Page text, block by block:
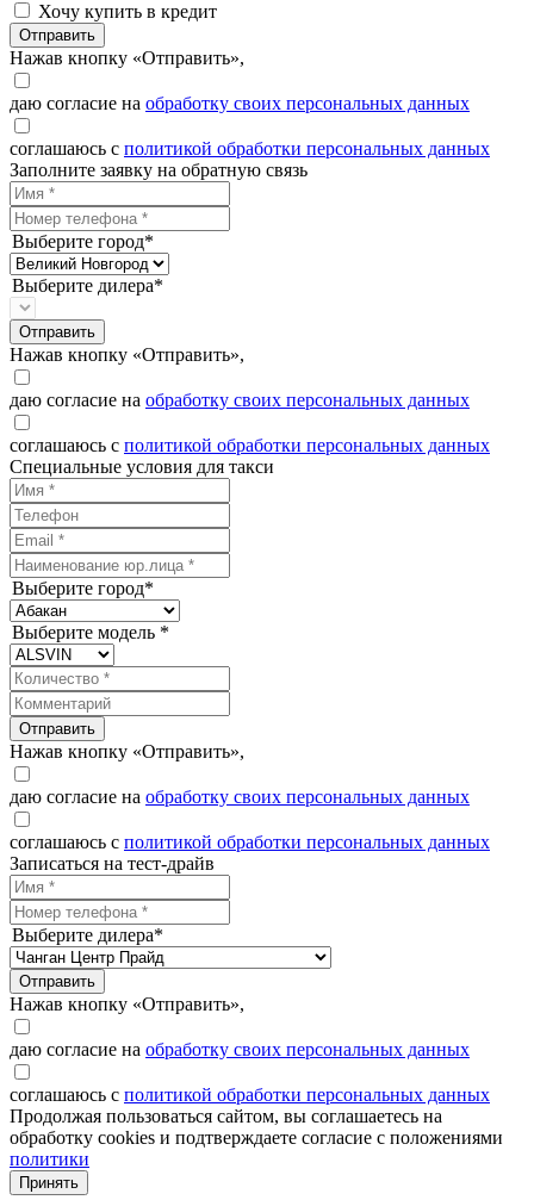
Хочу купить в кредит
Отправить
Нажав кнопку «Отправить»,
даю согласие на обработку своих персональных данных
соглашаюсь с политикой обработки персональных данных
Заполните заявку на обратную связь
Выберите город*
Выберите дилера*
Отправить
Нажав кнопку «Отправить»,
даю согласие на обработку своих персональных данных
соглашаюсь с политикой обработки персональных данных
Специальные условия для такси
Выберите город*
Выберите модель *
Отправить
Нажав кнопку «Отправить»,
даю согласие на обработку своих персональных данных
соглашаюсь с политикой обработки персональных данных
Записаться на тест-драйв
Выберите дилера*
Отправить
Нажав кнопку «Отправить»,
даю согласие на обработку своих персональных данных
соглашаюсь с политикой обработки персональных данных
Продолжая пользоваться сайтом, вы соглашаетесь на
обработку cookies и подтверждаете согласие с положениями
политики
Принять